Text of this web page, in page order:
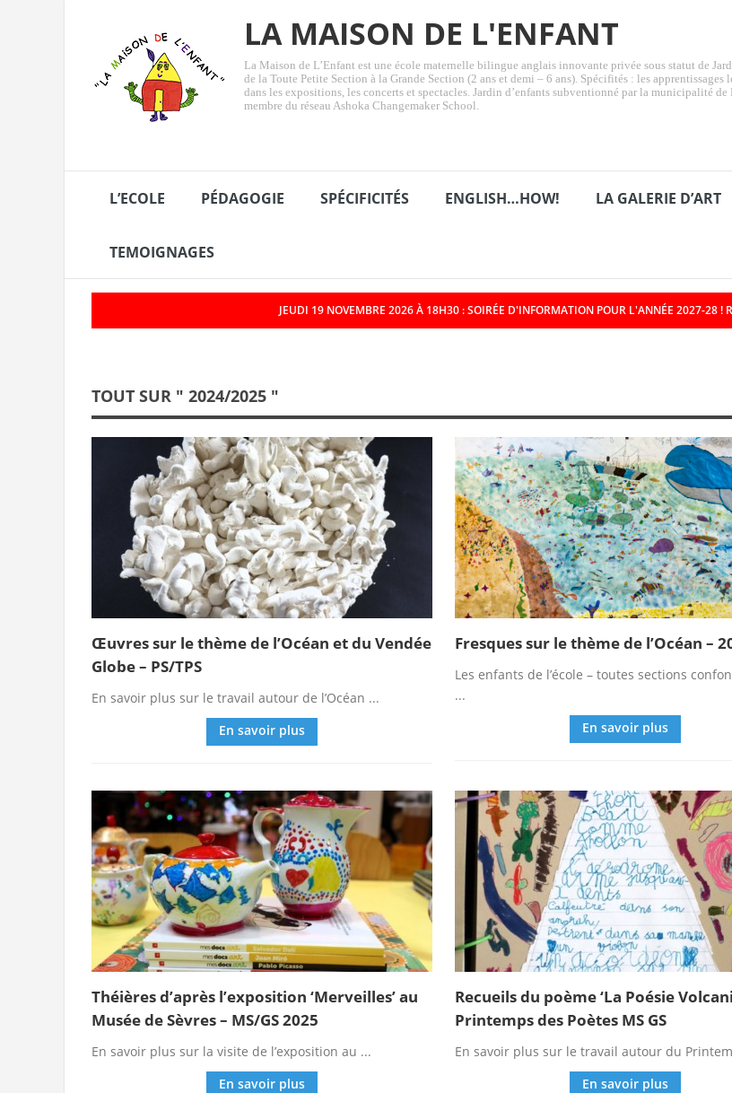
LA MAISON DE L'ENFANT
La Maison de L’Enfant est une école maternelle bilingue anglais innovante privée sous statut de
de la Toute Petite Section à la Grande Section (2 ans et demi – 6 ans). Spécifités : les
dans les expositions, les concerts et spectacles. Jardin d’enfants subventionné par la municipalité
membre du réseau Ashoka Changemaker School.
L’ECOLE PÉDAGOGIE SPÉCIFICITÉS ENGLISH…HOW! LA GALERIE D’ART
TEMOIGNAGES
JEUDI 19 NOVEMBRE 2026 À 18H30 : SOIRÉE D'INFORMATION POUR L'ANNÉE 2027-28 !
TOUT SUR " 2024/2025 "
Œuvres sur le thème de l’Océan et du Vendée
Globe – PS/TPS
En savoir plus sur le travail autour de l’Océan ...
En savoir plus
Fresques sur le thème de l’Océan –
Les enfants de l’école – toutes sections
...
En savoir plus
Théières d’après l’exposition ‘Merveilles’ au
Musée de Sèvres – MS/GS 2025
En savoir plus sur la visite de l’exposition au ...
En savoir plus
Recueils du poème ‘La Poésie
Printemps des Poètes MS GS
En savoir plus sur le travail autour du
En savoir plus